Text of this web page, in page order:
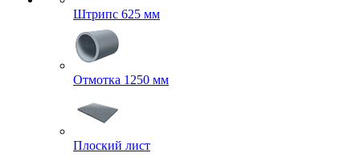
Штрипс 625 мм
Отмотка 1250 мм
Плоский лист